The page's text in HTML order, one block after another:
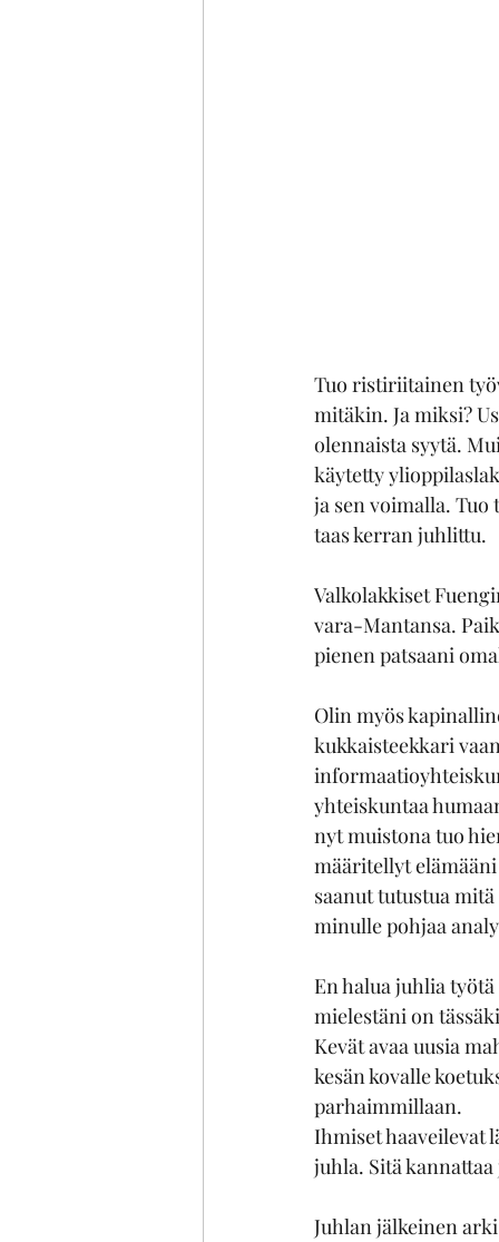
Tuo ristiriitainen
mitäkin. Ja miksi?
olennaista syytä.
käytetty
ja sen voimalla.
taas kerran juhlittu.
Valkolakkiset
vara-Mantansa.
pienen patsaani
Olin myös
kukkaisteekkari
yhteiskuntaa
nyt muistona tuo
määritellyt elämääni
saanut tutustua
minulle pohjaa
En halua juhlia
mielestäni on
Kevät avaa uusia
kesän kovalle
parhaimmillaan.
Ihmiset haaveilevat
juhla. Sitä
Juhlan jälkeinen